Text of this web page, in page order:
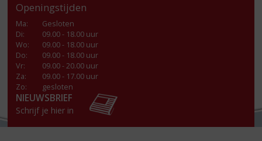
Openingstijden
Ma:
Gesloten
Di:
09.00 - 18.00 uur
Wo:
09.00 - 18.00 uur
Do:
09.00 - 18.00 uur
Vr:
09.00 - 20.00 uur
Za:
09.00 - 17.00 uur
Zo:
gesloten
NIEUWSBRIEF
Schrijf je hier in